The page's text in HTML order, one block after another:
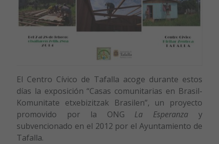
El Centro Cívico de Tafalla acoge durante estos
días la exposición “Casas comunitarias en Brasil-
Komunitate etxebizitzak Brasilen”, un proyecto
promovido por la ONG La Esperanza y
subvencionado en el 2012 por el Ayuntamiento de
Tafalla.